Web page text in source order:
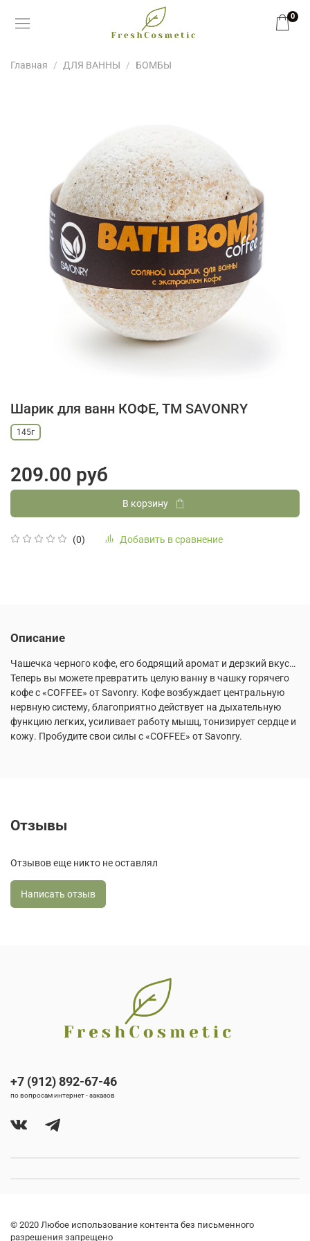
0
Главная ДЛЯ ВАННЫ БОМБЫ
Шарик для ванн КОФЕ, ТМ SAVONRY
(0) Добавить в сравнение
145г
209.00 руб
В корзину
Описание
Чашечка черного кофе, его бодрящий аромат и дерзкий вкус…
Теперь вы можете превратить целую ванну в чашку горячего
кофе с «COFFEE» от Savonry. Кофе возбуждает центральную
нервную систему, благоприятно действует на дыхательную
функцию легких, усиливает работу мышц, тонизирует сердце и
кожу. Пробудите свои силы с «COFFEE» от Savonry.
Отзывы
Отзывов еще никто не оставлял
Написать отзыв
+7 (912) 892-67-46
по вопросам интернет - заказов
© 2020 Любое использование контента без письменного
разрешения запрещено